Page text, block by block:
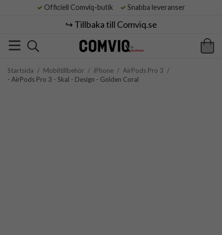
Officiell Comviq-butik Snabba leveranser
↪️ Tillbaka till Comviq.se
Startsida / Mobiltillbehör / iPhone / AirPods Pro 3 /
- AirPods Pro 3 - Skal - Design - Golden Coral